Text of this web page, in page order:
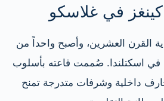
في غلاسكو
القرن العشرين، وأصبح واحداً من
في اسكتلندا. صُممت قاعته بأسلوب
داخلية وشرفات متدرجة تمنح